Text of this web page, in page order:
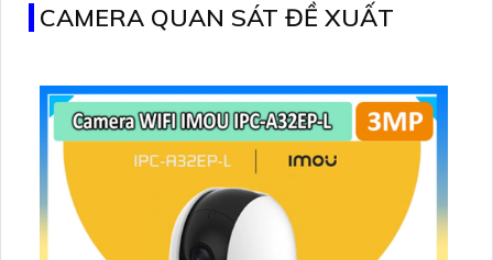
CAMERA QUAN SÁT ĐỀ XUẤT